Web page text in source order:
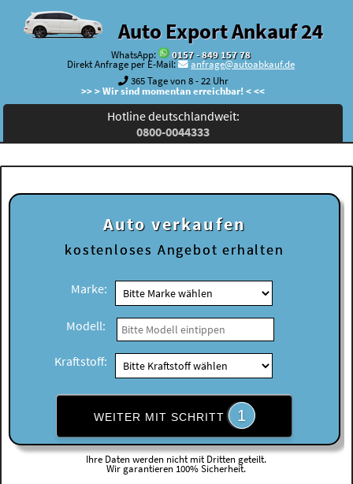
Auto Export Ankauf 24
WhatsApp:
0157 - 849 157 78
Direkt Anfrage per E-Mail:
anfrage@autoabkauf.de
365 Tage von 8 - 22 Uhr
>> > Wir sind momentan erreichbar! < <<
Hotline deutschlandweit:
0800-0044333
Auto verkaufen
kostenloses Angebot erhalten
Marke:
Modell:
Kraftstoff:
WEITER MIT SCHRITT 1
Ihre Daten werden nicht mit Dritten geteilt.
Wir garantieren 100% Sicherheit.